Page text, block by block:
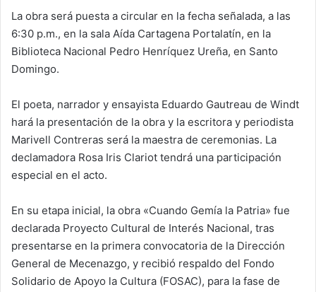
La obra será puesta a circular en la fecha señalada, a las
6:30 p.m., en la sala Aída Cartagena Portalatín, en la
Biblioteca Nacional Pedro Henríquez Ureña, en Santo
Domingo.
El poeta, narrador y ensayista Eduardo Gautreau de Windt
hará la presentación de la obra y la escritora y periodista
Marivell Contreras será la maestra de ceremonias. La
declamadora Rosa Iris Clariot tendrá una participación
especial en el acto.
En su etapa inicial, la obra «Cuando Gemía la Patria» fue
declarada Proyecto Cultural de Interés Nacional, tras
presentarse en la primera convocatoria de la Dirección
General de Mecenazgo, y recibió respaldo del Fondo
Solidario de Apoyo la Cultura (FOSAC), para la fase de